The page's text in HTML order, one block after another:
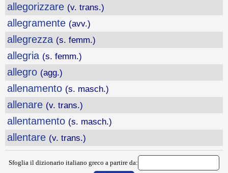
allegorizzare (v. trans.)
allegramente (avv.)
allegrezza (s. femm.)
allegria (s. femm.)
allegro (agg.)
allenamento (s. masch.)
allenare (v. trans.)
allentamento (s. masch.)
allentare (v. trans.)
Sfoglia il dizionario italiano greco a partire da: